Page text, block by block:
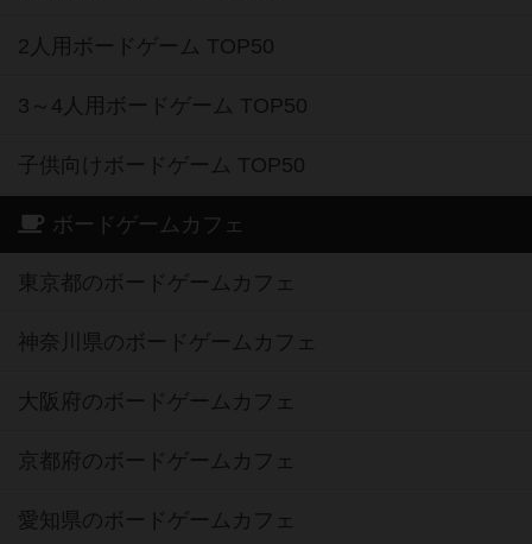
2人用ボードゲーム TOP50
3～4人用ボードゲーム TOP50
子供向けボードゲーム TOP50
ボードゲームカフェ
東京都のボードゲームカフェ
神奈川県のボードゲームカフェ
大阪府のボードゲームカフェ
京都府のボードゲームカフェ
愛知県のボードゲームカフェ